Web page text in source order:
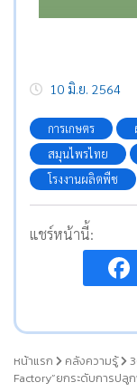
10 มิ.ย. 2564
การเกษตร
สมุนไพรไทย
โรงงานผลิตพืช
แชร์หน้านี้:
หน้าแรก คลังความรู้
Factory”ยกระดับการปลู